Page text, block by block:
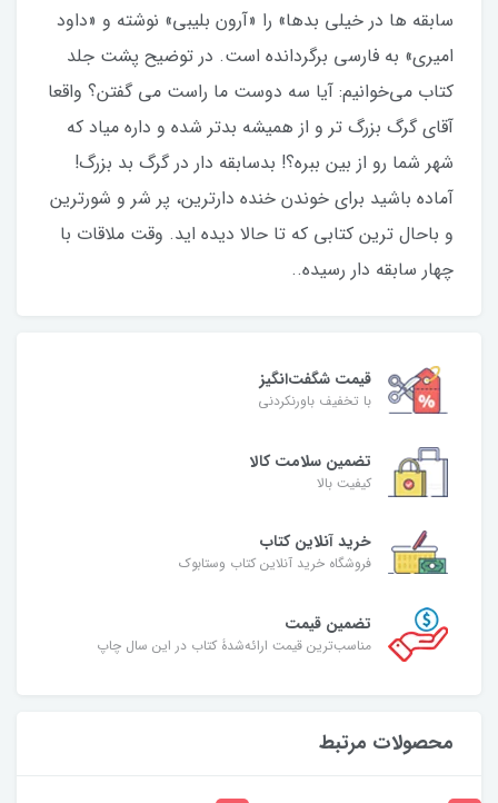
سابقه ها در خیلی بدها» را «آرون بلیبی» نوشته و «داود
امیری» به فارسی برگردانده است. در توضیح پشت جلد
کتاب می‌خوانیم: آیا سه دوست ما راست می گفتن؟ واقعا
آقای گرگ بزرگ تر و از همیشه بدتر شده و داره میاد که
شهر شما رو از بین ببره؟! بدسابقه دار در گرگ بد بزرگ!
آماده باشید برای خوندن خنده دارترین، پر شر و شورترین
و باحال ترین کتابی که تا حالا دیده اید. وقت ملاقات با
چهار سابقه دار رسیده..
قیمت شگفت‌انگیز
با تخفیف باورنکردنی
تضمین سلامت کالا
کیفیت بالا
خرید آنلاین کتاب
فروشگاه خرید آنلاین کتاب وستابوک
تضمین قیمت
مناسب‌ترین قیمت ارائه‌شدۀ کتاب در این سال چاپ
محصولات مرتبط